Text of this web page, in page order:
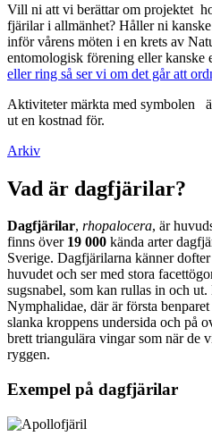
Vill ni att vi berättar om projektet
fjärilar i allmänhet? Håller ni
inför vårens möten i en krets av
entomologisk förening eller kanske
eller ring så ser vi om det går att
Aktiviteter märkta med symbolen
ut en kostnad för.
Arkiv
Vad är dagfjärilar?
Dagfjärilar, rhopalocera, är
finns över 19 000 kända arter
Sverige. Dagfjärilarna känner
huvudet och ser med stora
sugsnabel, som kan rullas in och
Nymphalidae, där är första
slanka kroppens undersida och på
brett triangulära vingar som när de
ryggen.
Exempel på dagfjärilar